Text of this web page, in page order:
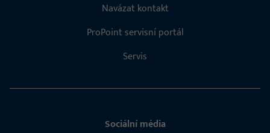
Navázat kontakt
ProPoint servisní portál
Servis
Sociální média